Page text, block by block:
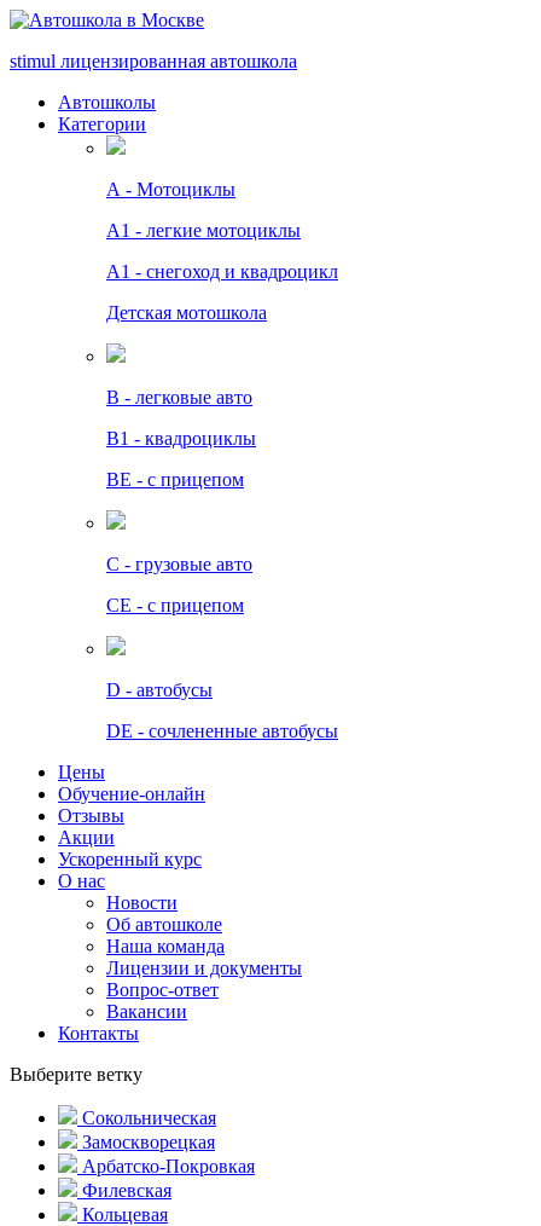
stimul лицензированная автошкола
Автошколы
Категории
А - Мотоциклы
A1 - легкие мотоциклы
A1 - снегоход и квадроцикл
Детская мотошкола
B - легковые авто
В1 - квадроциклы
BE - с прицепом
C - грузовые авто
СЕ - с прицепом
D - автобусы
DE - сочлененные автобусы
Цены
Обучение-онлайн
Отзывы
Акции
Ускоренный курс
О нас
Новости
Об автошколе
Наша команда
Лицензии и документы
Вопрос-ответ
Вакансии
Контакты
Выберите ветку
Сокольническая
Замоскворецкая
Арбатско-Покровкая
Филевская
Кольцевая